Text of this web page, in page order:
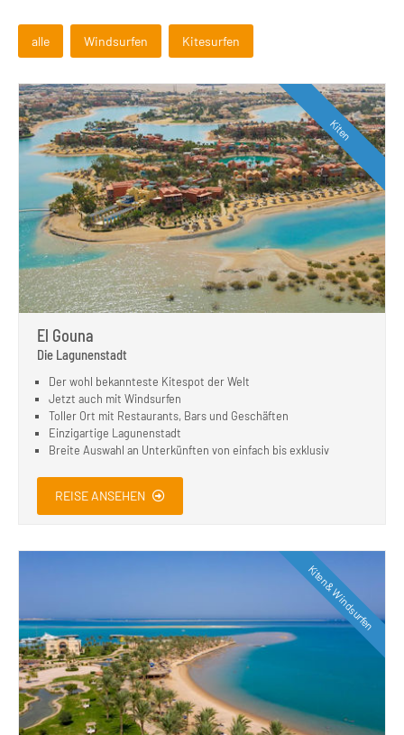
alle Windsurfen Kitesurfen
Kiten
El Gouna
Die Lagunenstadt
Der wohl bekannteste Kitespot der Welt
Jetzt auch mit Windsurfen
Toller Ort mit Restaurants, Bars und Geschäften
Einzigartige Lagunenstadt
Breite Auswahl an Unterkünften von einfach bis exklusiv
REISE ANSEHEN
Kiten & Windsurfen